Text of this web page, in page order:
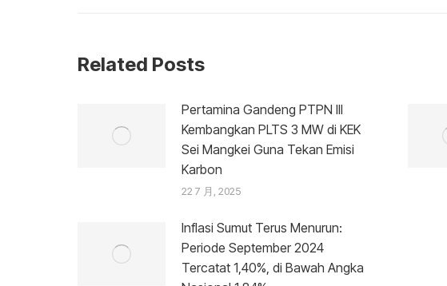
Related Posts
Pertamina Gandeng PTPN III
Kembangkan PLTS 3 MW di KEK
Sei Mangkei Guna Tekan Emisi
Karbon
22 7 月, 2025
Inflasi Sumut Terus Menurun:
Periode September 2024
Tercatat 1,40%, di Bawah Angka